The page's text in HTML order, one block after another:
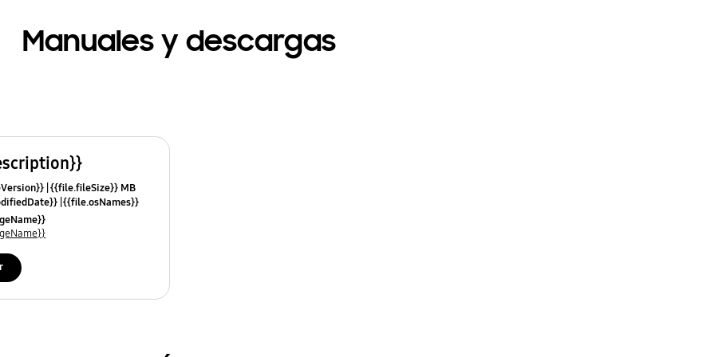
Manuales y descargas
{{file.fileSize}} MB
{{file.osNames}}